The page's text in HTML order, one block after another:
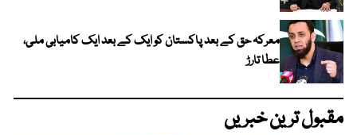
معرکہ حق کے بعد پاکستان کو ایک کے بعد ایک کامیابی ملی،
عطا تارڑ
مقبول ترین خبریں